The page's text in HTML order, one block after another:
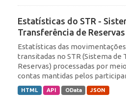
Estatísticas do STR -
Transferência de Reservas
Estatísticas das
transitadas no STR (Sistema de
Reservas) processadas por
contas mantidas pelos
HTML API OData JSON